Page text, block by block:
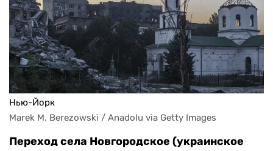
Нью-Йорк
Marek M. Berezowski / Anadolu via Getty Images
Переход села Новгородское (украинское